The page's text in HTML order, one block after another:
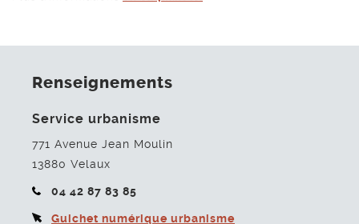
Renseignements
Service urbanisme
771 Avenue Jean Moulin
13880 Velaux
04 42 87 83 85
Guichet numérique urbanisme